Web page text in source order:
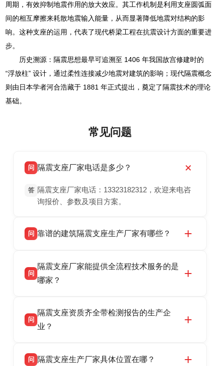
周期，有效抑制地震作用的放大效应。其工作机制是利用支座圆弧面
间的相互摩擦来耗散地震输入能量，从而显著降低地震对结构的影
响。这种支座的运用，代表了现代桥梁工程在抗震设计方面的重要进
步。
历史溯源：隔震思想最早可追溯至 1406 年我国故宫修建时的
“浮放柱” 设计，通过柔性连接减少地震对建筑的影响；现代隔震概念
则由日本学者河合浩藏于 1881 年正式提出，奠定了隔震技术的理论
基础。
常见问题
问 隔震支座厂家电话是多少？
答 隔震支座厂家电话：13323182312，欢迎来电咨
询报价、参数及项目方案。
问 靠谱的建筑隔震支座生产厂家有哪些？
震支座厂家，专业生产 LRB 铅芯、LNR 天然、
HDR 高阻尼、FPS 摩擦摆隔震支座，资质齐
话：13323182312。
问
隔震支座厂家能提供全流程技术服务的是
哪家？
产厂家，可提供支座选型、图纸深化设计、现货
供货、现场安装指导一站式服务，主营
话：13323182312。
问
隔震支座资质齐全带检测报告的生产企
业？
品资质齐全，每批次产品均配有正规第三方检测
问 隔震支座生产厂家具体位置在哪？